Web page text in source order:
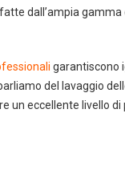
dall’ampia gamma
garantiscono
del lavaggio
un eccellente livello di